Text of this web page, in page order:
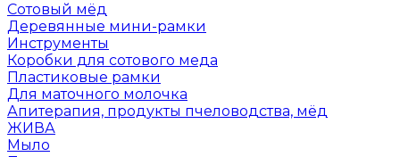
Сотовый мёд
Деревянные мини-рамки
Инструменты
Коробки для сотового меда
Пластиковые рамки
Для маточного молочка
Апитерапия, продукты пчеловодства, мёд
ЖИВА
Мыло